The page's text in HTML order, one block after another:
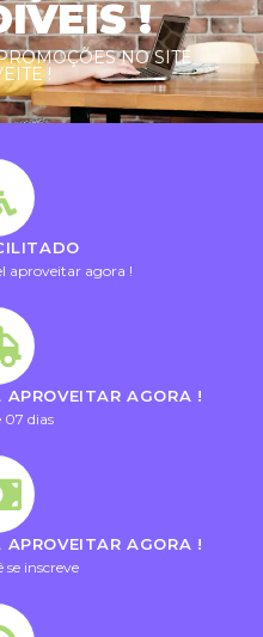
!
NO SITE
!
aproveitar agora !
APROVEITAR AGORA !
07 dias
APROVEITAR AGORA !
se inscreve